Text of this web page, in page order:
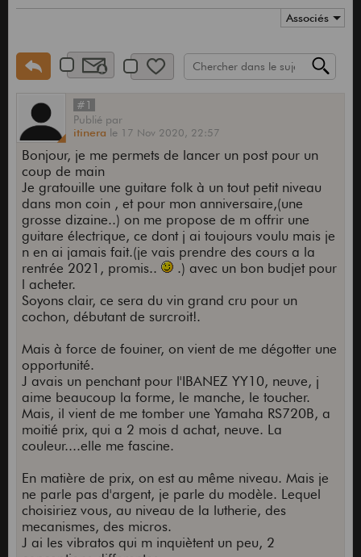
Associés
#1
Publié par
itinera le 17 Nov 2020, 22:57
Bonjour, je me permets de lancer un post pour un
coup de main
Je gratouille une guitare folk à un tout petit niveau
dans mon coin , et pour mon anniversaire,(une
grosse dizaine..) on me propose de m offrir une
guitare électrique, ce dont j ai toujours voulu mais je
n en ai jamais fait.(je vais prendre des cours a la
rentrée 2021, promis..
.) avec un bon budjet pour
l acheter.
Soyons clair, ce sera du vin grand cru pour un
cochon, débutant de surcroit!.
Mais à force de fouiner, on vient de me dégotter une
opportunité.
J avais un penchant pour l'IBANEZ YY10, neuve, j
aime beaucoup la forme, le manche, le toucher.
Mais, il vient de me tomber une Yamaha RS720B, a
moitié prix, qui a 2 mois d achat, neuve. La
couleur....elle me fascine.
En matière de prix, on est au même niveau. Mais je
ne parle pas d'argent, je parle du modèle. Lequel
choisiriez vous, au niveau de la lutherie, des
mecanismes, des micros.
J ai les vibratos qui m inquiètent un peu, 2